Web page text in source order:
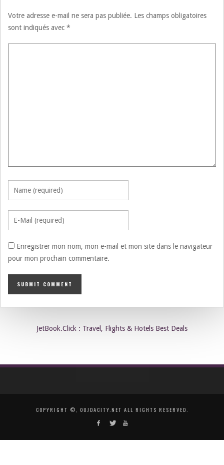
Votre adresse e-mail ne sera pas publiée. Les champs obligatoires
sont indiqués avec *
Enregistrer mon nom, mon e-mail et mon site dans le navigateur
pour mon prochain commentaire.
JetBook.Click : Travel, Flights & Hotels Best Deals
COPYRIGHT ©, OUJDACITY.NET ALL RIGHTS RESERVED.